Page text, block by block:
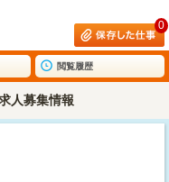
0
閲覧履歴
人募集情報